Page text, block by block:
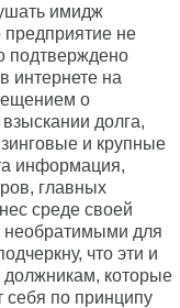
имидж
не
подтверждено
интернете на
о
долга,
и крупные
информация,
главных
среде своей
необратимыми для
что эти и
которые
себя по принципу